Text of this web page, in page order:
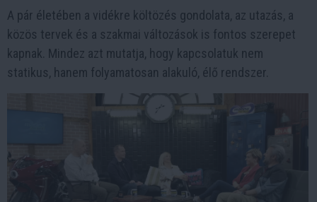
A pár életében a vidékre költözés gondolata, az utazás, a
közös tervek és a szakmai változások is fontos szerepet
kapnak. Mindez azt mutatja, hogy kapcsolatuk nem
statikus, hanem folyamatosan alakuló, élő rendszer.